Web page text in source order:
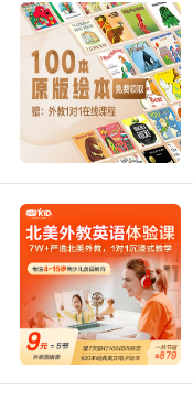
增长率比平均水
约翰·哈蒂的著名
向精通的唯一路
题本将向智能化
于将每个错误转